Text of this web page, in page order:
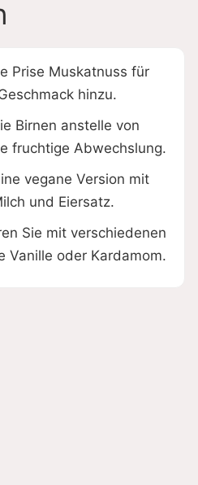
Prise Muskatnuss für
hinzu.
Birnen anstelle von
fruchtige Abwechslung.
vegane Version mit
und Eiersatz.
Sie mit verschiedenen
Vanille oder Kardamom.